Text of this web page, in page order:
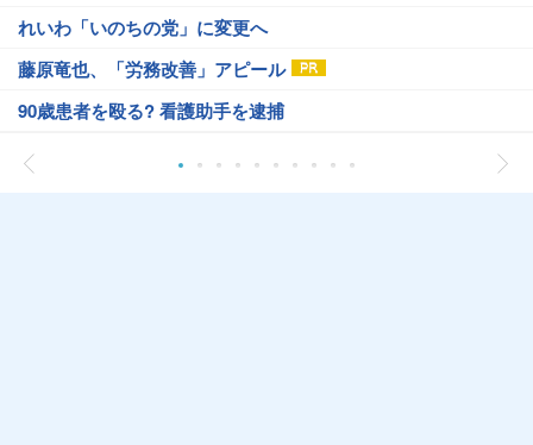
れいわ「いのちの党」に変更へ
藤原竜也、「労務改善」アピール
90歳患者を殴る? 看護助手を逮捕